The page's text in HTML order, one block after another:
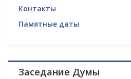
Контакты
Памятные даты
Заседание Думы